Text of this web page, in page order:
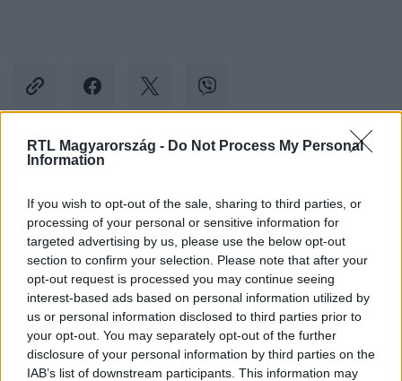
RTL Magyarország - Do Not Process My Personal
Information
If you wish to opt-out of the sale, sharing to third parties, or
processing of your personal or sensitive information for
targeted advertising by us, please use the below opt-out
section to confirm your selection. Please note that after your
opt-out request is processed you may continue seeing
interest-based ads based on personal information utilized by
us or personal information disclosed to third parties prior to
your opt-out. You may separately opt-out of the further
disclosure of your personal information by third parties on the
IAB’s list of downstream participants. This information may
Kövess minket, és értesülj a friss hírekről a
Követem
#BELFÖLD #KÁSLER MIKLÓS #KUNETZ ZSOMBOR